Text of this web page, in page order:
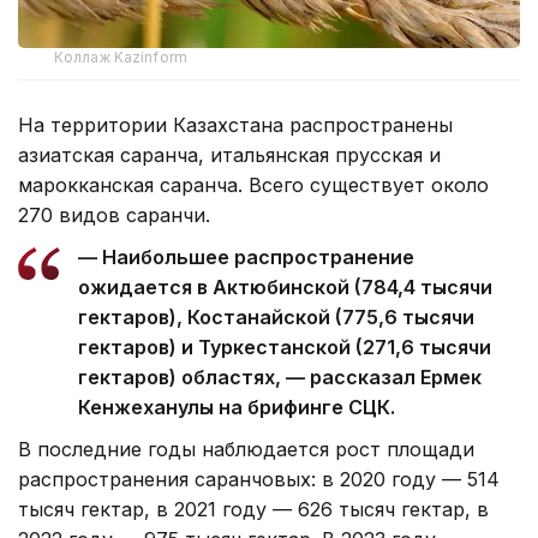
Коллаж Kazinform
На территории Казахстана распространены
азиатская саранча, итальянская прусская и
марокканская саранча. Всего существует около
270 видов саранчи.
— Наибольшее распространение
ожидается в Актюбинской (784,4 тысячи
гектаров), Костанайской (775,6 тысячи
гектаров) и Туркестанской (271,6 тысячи
гектаров) областях, — рассказал Ермек
Кенжеханулы на брифинге СЦК.
В последние годы наблюдается рост площади
распространения саранчовых: в 2020 году — 514
тысяч гектар, в 2021 году — 626 тысяч гектар, в